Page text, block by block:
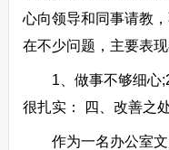
心向领导和同事请教
在不少问题，主要表现
1、做事不够细心;2
很扎实： 四、改善之
作为一名办公室文